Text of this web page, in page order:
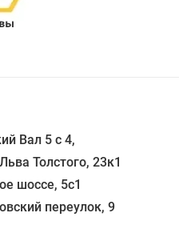
Вал 5 с 4,
Толстого, 23к1
шоссе, 5с1